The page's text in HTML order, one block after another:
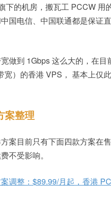
下的机房，搬瓦工 PCCW
国电信、中国联通都是保证
做到 1Gbps 这么大的，在
）的香港 VPS， 基本上仅
案整理
案目前只有下面四款方案在
不受影响。
调整：$89.99/月起，香港